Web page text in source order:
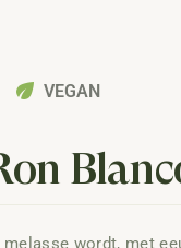
eco VEGAN
wordt, met